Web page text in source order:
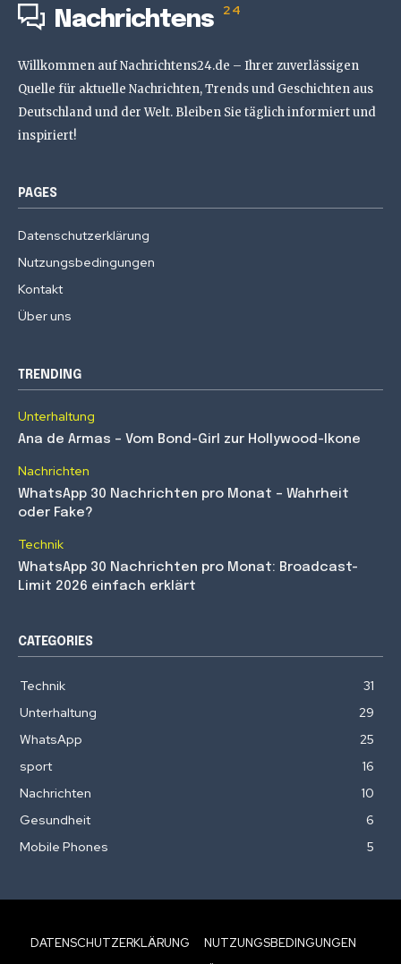
Nachrichtens 24
Willkommen auf Nachrichtens24.de – Ihrer zuverlässigen
Quelle für aktuelle Nachrichten, Trends und Geschichten aus
Deutschland und der Welt. Bleiben Sie täglich informiert und
inspiriert!
PAGES
Datenschutzerklärung
Nutzungsbedingungen
Kontakt
Über uns
TRENDING
Unterhaltung
Ana de Armas – Vom Bond-Girl zur Hollywood-Ikone
Nachrichten
WhatsApp 30 Nachrichten pro Monat – Wahrheit
oder Fake?
Technik
WhatsApp 30 Nachrichten pro Monat: Broadcast-
Limit 2026 einfach erklärt
CATEGORIES
Technik
31
Unterhaltung
29
WhatsApp
25
sport
16
Nachrichten
10
Gesundheit
6
Mobile Phones
5
DATENSCHUTZERKLÄRUNG
NUTZUNGSBEDINGUNGEN